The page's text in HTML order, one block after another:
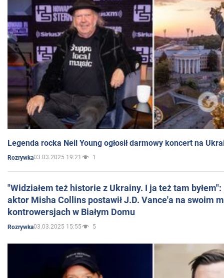
Legenda rocka Neil Young ogłosił darmowy koncert na
Rozrywka03.03.2025 19:21 1
"Widziałem też historie z Ukrainy. I ja też tam
aktor Misha Collins postawił J.D. Vance'a na swoim
kontrowersjach w Białym Domu
Rozrywka03.03.2025 15:55 5